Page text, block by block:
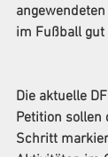
im Fußball
Die aktuelle
Petition sollen
Schritt